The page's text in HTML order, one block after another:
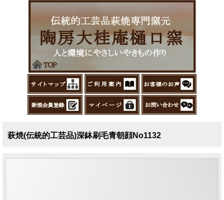
萩焼(伝統的工芸品)深鉢刷毛青朝顔No1132